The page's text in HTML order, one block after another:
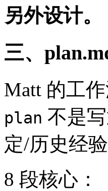
另外设计。
三、
Matt 的工
plan 不是
定/历史经
8 段核心：